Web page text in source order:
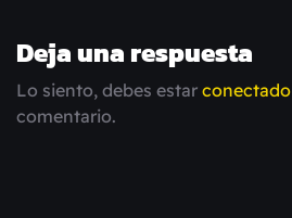
Deja una respuesta
Lo siento, debes estar conectado
comentario.